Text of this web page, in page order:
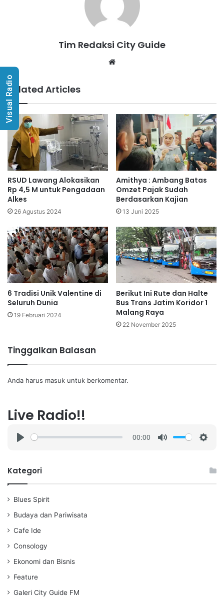
Tim Redaksi City Guide
Related Articles
RSUD Lawang Alokasikan
Rp 4,5 M untuk Pengadaan
Alkes
26 Agustus 2024
Amithya : Ambang Batas
Omzet Pajak Sudah
Berdasarkan Kajian
13 Juni 2025
6 Tradisi Unik Valentine di
Seluruh Dunia
19 Februari 2024
Berikut Ini Rute dan Halte
Bus Trans Jatim Koridor 1
Malang Raya
22 November 2025
Tinggalkan Balasan
Anda harus masuk untuk berkomentar.
Live Radio!!
a
00:00
Kategori
Blues Spirit
Budaya dan Pariwisata
Cafe Ide
Consology
Ekonomi dan Bisnis
Feature
Galeri City Guide FM
Visual Radio